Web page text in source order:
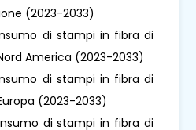
(2023-2033)
di stampi in fibra di
America (2023-2033)
di stampi in fibra di
(2023-2033)
di stampi in fibra di